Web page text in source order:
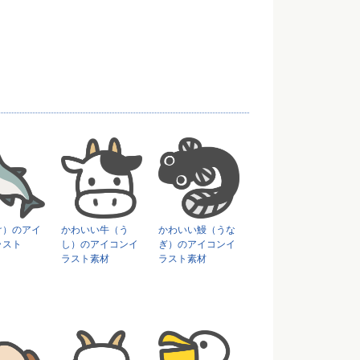
のアイ
ト
かわいい牛（う
し）のアイコンイ
ラスト素材
かわいい鰻（うな
ぎ）のアイコンイ
ラスト素材